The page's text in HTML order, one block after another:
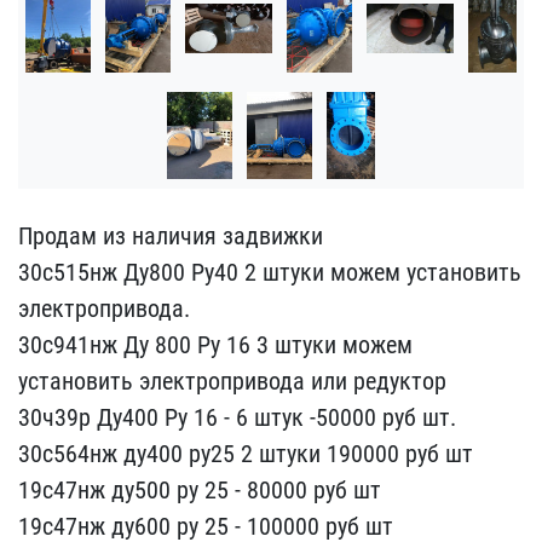
Продам из наличия задвиж​ки
30с515нж Ду800 Ру40 ​2 штуки можем установит​ь
электропривода.
30с941​нж Ду 800 Ру 16 3 штуки ​можем
установить электро​привода или редуктор
30ч​39р Ду400 Ру 16 - 6 штук​ -50000 руб шт.
30с564нж​ ду400 ру25 2 штуки 1900​00 руб шт
19с47нж ду500 ​ру 25 - 80000 руб шт
19с​47нж ду600 ру 25 - 10000​0 руб шт